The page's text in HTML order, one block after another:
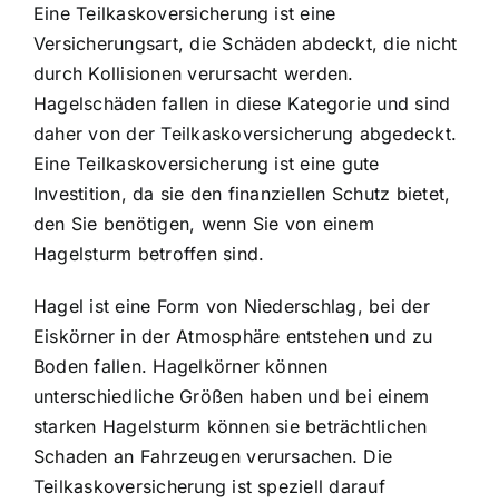
Eine Teilkaskoversicherung ist eine
Versicherungsart, die Schäden abdeckt, die nicht
durch Kollisionen verursacht werden.
Hagelschäden fallen in diese Kategorie und sind
daher von der Teilkaskoversicherung abgedeckt.
Eine Teilkaskoversicherung ist eine gute
Investition, da sie den finanziellen Schutz bietet,
den Sie benötigen, wenn Sie von einem
Hagelsturm betroffen sind.
Hagel ist eine Form von Niederschlag, bei der
Eiskörner in der Atmosphäre entstehen und zu
Boden fallen. Hagelkörner können
unterschiedliche Größen haben und bei einem
starken Hagelsturm können sie beträchtlichen
Schaden an Fahrzeugen verursachen. Die
Teilkaskoversicherung ist speziell darauf